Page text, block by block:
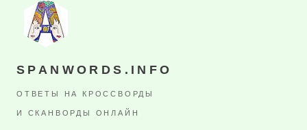
SPANWORDS.INFO
ОТВЕТЫ НА КРОССВОРДЫ
И СКАНВОРДЫ ОНЛАЙН